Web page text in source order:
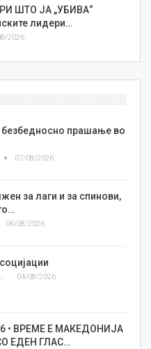
ШТО ЈА „УБИВА“
лидери…
2026
прашање во
07/08/2026
за лаги и за спинови,
06/08/2026
Златко Теодосиевски 04/08/2026
• ВРЕМЕ Е МАКЕДОНИЈА
ЕДЕН ГЛАС…